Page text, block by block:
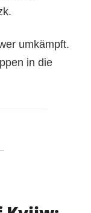
umkämpft.
in die